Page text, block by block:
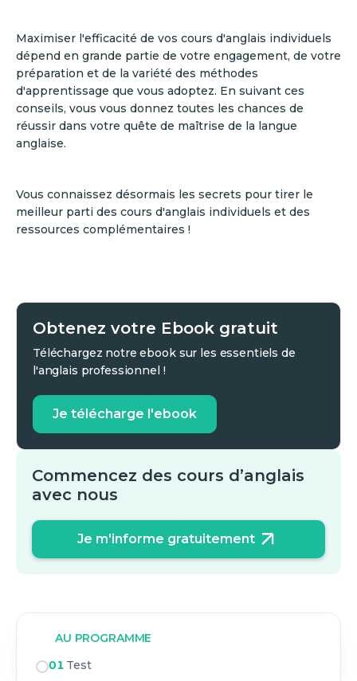
Maximiser l'efficacité de vos cours d'anglais individuels
dépend en grande partie de votre engagement, de votre
préparation et de la variété des méthodes
d'apprentissage que vous adoptez. En suivant ces
conseils, vous vous donnez toutes les chances de
réussir dans votre quête de maîtrise de la langue
anglaise.
Vous connaissez désormais les secrets pour tirer le
meilleur parti des cours d'anglais individuels et des
ressources complémentaires !
Obtenez votre Ebook gratuit
Téléchargez notre ebook sur les essentiels de
l'anglais professionnel !
Je télécharge l'ebook
Commencez des cours d’anglais
avec nous
Je m'informe gratuitement
AU PROGRAMME
01 Test